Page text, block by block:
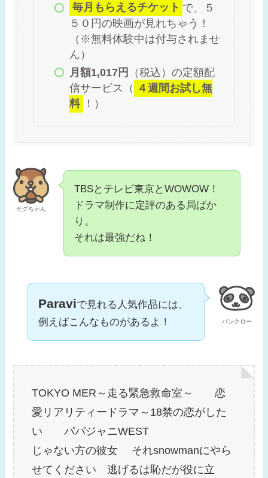
毎月もらえるチケット で、５
５０円の映画が見れちゃう！
（※無料体験中は付与されませ
ん）
月額1,017円
（税込）の定額配
信サービス（ ４週間お試し無
料
！）
モグちゃん
TBSとテレビ東京とWOWOW！
ドラマ制作に定評のある局ばか
り。
それは最強だね！
パンクロー
Paraviで見れる人気作品には、
例えばこんなものがあるよ！
TOKYO MER～走る緊急救命室～ 恋
愛リアリティードラマ～18禁の恋がした
い パパジャニWEST
じゃない方の彼女 それsnowmanにやら
せてください 逃げるは恥だが役に立